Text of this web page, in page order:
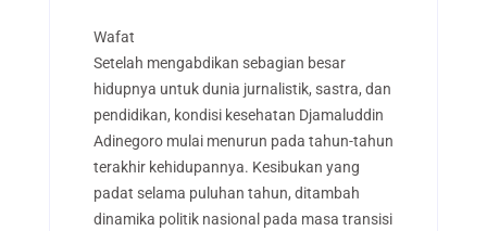
Wafat
Setelah mengabdikan sebagian besar
hidupnya untuk dunia jurnalistik, sastra, dan
pendidikan, kondisi kesehatan Djamaluddin
Adinegoro mulai menurun pada tahun-tahun
terakhir kehidupannya. Kesibukan yang
padat selama puluhan tahun, ditambah
dinamika politik nasional pada masa transisi